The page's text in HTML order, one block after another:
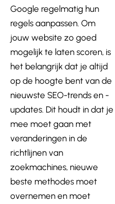
Google regelmatig hun
regels aanpassen. Om
jouw website zo goed
mogelijk te laten scoren, is
het belangrijk dat je altijd
op de hoogte bent van de
nieuwste SEO-trends en -
updates. Dit houdt in dat je
mee moet gaan met
veranderingen in de
richtlijnen van
zoekmachines, nieuwe
beste methodes moet
overnemen en moet